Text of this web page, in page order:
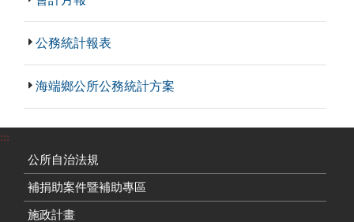
公務統計報表
海端鄉公所公務統計方案
:::
公所自治法規
補捐助案件暨補助專區
施政計畫